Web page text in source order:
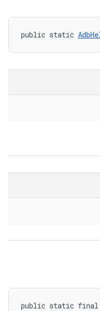
public static
public static final